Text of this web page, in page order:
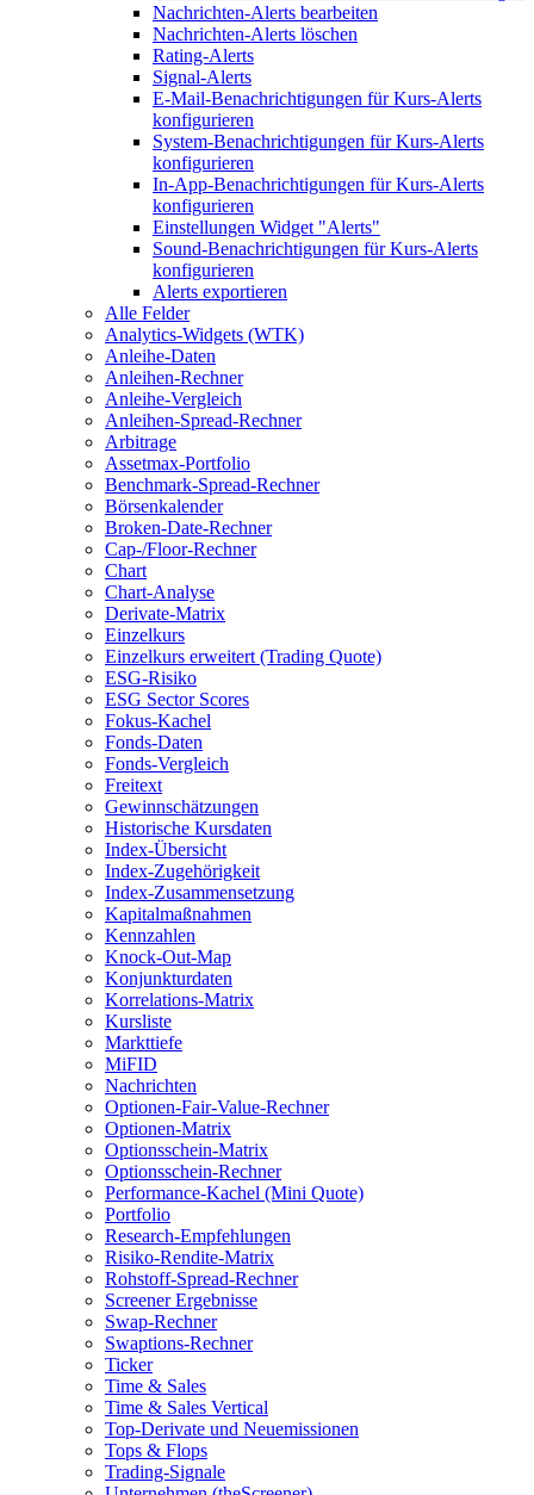
Nachrichten-Alerts bearbeiten
Nachrichten-Alerts löschen
Rating-Alerts
Signal-Alerts
E-Mail-Benachrichtigungen für Kurs-Alerts
konfigurieren
System-Benachrichtigungen für Kurs-Alerts
konfigurieren
In-App-Benachrichtigungen für Kurs-Alerts
konfigurieren
Einstellungen Widget "Alerts"
Sound-Benachrichtigungen für Kurs-Alerts
konfigurieren
Alerts exportieren
Alle Felder
Analytics-Widgets (WTK)
Anleihe-Daten
Anleihen-Rechner
Anleihe-Vergleich
Anleihen-Spread-Rechner
Arbitrage
Assetmax-Portfolio
Benchmark-Spread-Rechner
Börsenkalender
Broken-Date-Rechner
Cap-/Floor-Rechner
Chart
Chart-Analyse
Derivate-Matrix
Einzelkurs
Einzelkurs erweitert (Trading Quote)
ESG-Risiko
ESG Sector Scores
Fokus-Kachel
Fonds-Daten
Fonds-Vergleich
Freitext
Gewinnschätzungen
Historische Kursdaten
Index-Übersicht
Index-Zugehörigkeit
Index-Zusammensetzung
Kapitalmaßnahmen
Kennzahlen
Knock-Out-Map
Konjunkturdaten
Korrelations-Matrix
Kursliste
Markttiefe
MiFID
Nachrichten
Optionen-Fair-Value-Rechner
Optionen-Matrix
Optionsschein-Matrix
Optionsschein-Rechner
Performance-Kachel (Mini Quote)
Portfolio
Research-Empfehlungen
Risiko-Rendite-Matrix
Rohstoff-Spread-Rechner
Screener Ergebnisse
Swap-Rechner
Swaptions-Rechner
Ticker
Time & Sales
Time & Sales Vertical
Top-Derivate und Neuemissionen
Tops & Flops
Trading-Signale